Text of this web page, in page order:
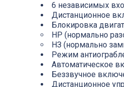
6 независимых
Дистанционное
Блокировка
НР (нормально
НЗ (нормально
Режим
Автоматическое
Беззвучное
Дистанционное